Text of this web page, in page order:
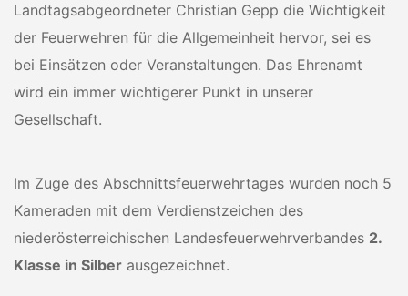
Landtagsabgeordneter Christian Gepp die Wichtigkeit
der Feuerwehren für die Allgemeinheit hervor, sei es
bei Einsätzen oder Veranstaltungen. Das Ehrenamt
wird ein immer wichtigerer Punkt in unserer
Gesellschaft.
Im Zuge des Abschnittsfeuerwehrtages wurden noch 5
Kameraden mit dem Verdienstzeichen des
niederösterreichischen Landesfeuerwehrverbandes 2.
Klasse in Silber ausgezeichnet.